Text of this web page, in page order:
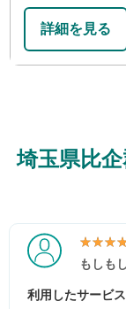
詳細を見る
埼玉県比
もしも
利用したサービ